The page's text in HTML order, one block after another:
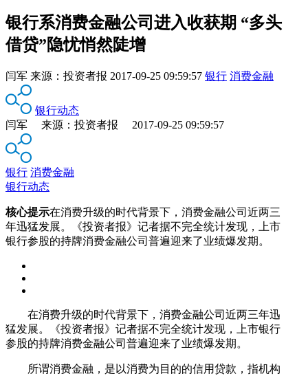
银行系消费金融公司进入收获期 “多头
借贷”隐忧悄然陡增
闫军 来源： 投资者报 2017-09-25 09:59:57 银行 消费金融
银行动态
闫军 来源：投资者报 2017-09-25 09:59:57
银行 消费金融
银行动态
核心提示在消费升级的时代背景下，消费金融公司近两三
年迅猛发展。《投资者报》记者据不完全统计发现，上市
银行参股的持牌消费金融公司普遍迎来了业绩爆发期。
在消费升级的时代背景下，消费金融公司近两三年迅
猛发展。《投资者报》记者据不完全统计发现，上市银行
参股的持牌消费金融公司普遍迎来了业绩爆发期。
所谓消费金融，是以消费为目的的信用贷款，指机构